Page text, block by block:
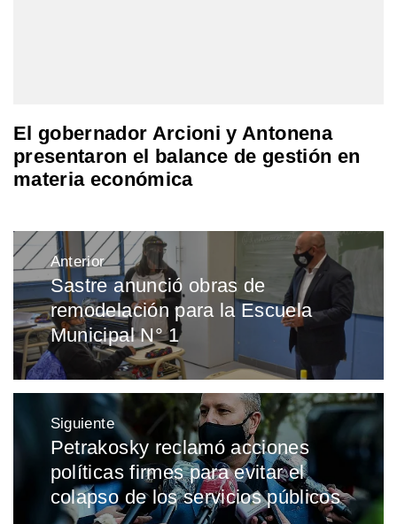
El gobernador Arcioni y Antonena
presentaron el balance de gestión en
materia económica
Navegación
de
entradas
Anterior
Entrada
anterior:
Sastre anunció obras de
remodelación para la Escuela
Municipal N° 1
Siguiente
Entrada
siguiente:
Petrakosky reclamó acciones
políticas firmes para evitar el
colapso de los servicios públicos